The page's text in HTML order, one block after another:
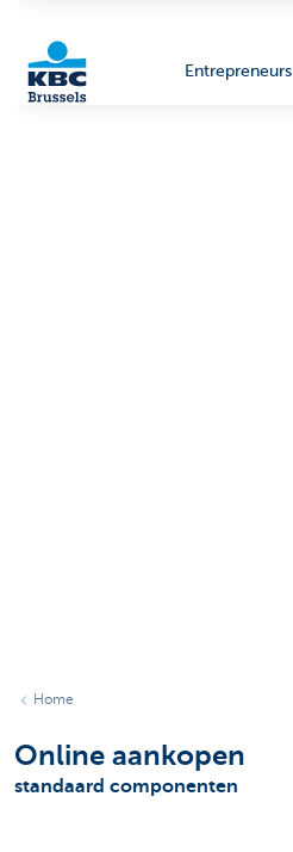
Entrepreneurs
Home
Online aankopen
standaard componenten